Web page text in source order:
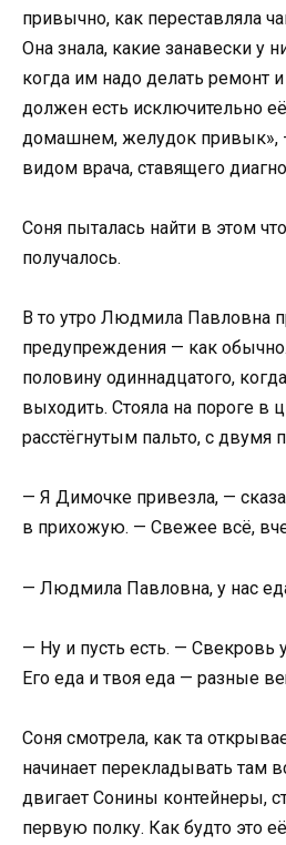
привычно, как переставляла
Она знала, какие занавески у
когда им надо делать ремонт
должен есть исключительно
домашнем, желудок привык»,
видом врача, ставящего
Соня пыталась найти в этом
получалось.
В то утро Людмила Павловна
предупреждения — как
половину одиннадцатого,
выходить. Стояла на пороге в
расстёгнутым пальто, с двумя
— Я Димочке привезла, —
в прихожую. — Свежее всё,
— Людмила Павловна, у нас
— Ну и пусть есть. —
Его еда и твоя еда — разные
Соня смотрела, как та
начинает перекладывать там
двигает Сонины контейнеры,
первую полку. Как будто это